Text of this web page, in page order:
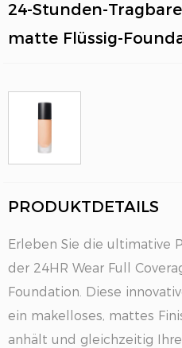
24-Stunden-
matte Flüssig-
PRODUKTDETAILS
Erleben Sie die ultimative
der 24HR Wear Full
Foundation. Diese
ein makelloses, mattes
anhält und gleichzeitig